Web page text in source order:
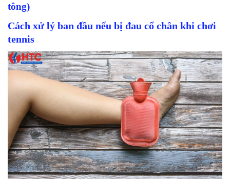
tông)
Cách xử lý ban đầu nếu bị đau cổ chân khi chơi
tennis